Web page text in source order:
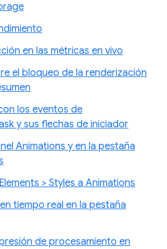
en las métricas en vivo
el bloqueo de la renderización
los eventos de
y sus flechas de iniciador
Animations y en la pestaña
> Styles a Animations
tiempo real en la pestaña
de procesamiento en